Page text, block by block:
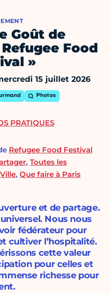
Goût de
Food
»
15 juillet 2026
Photos
Refugee Food Festival
, Toutes les
, Que faire à Paris
et de partage.
Nous nous
fédérateur pour
cultiver l’hospitalité.
cette valeur
pour celles et
richesse pour
PRATIQUES